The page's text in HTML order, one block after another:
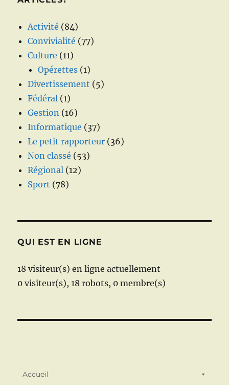
Activité (84)
Convivialité (77)
Culture (11)
Opérettes (1)
Divertissement (5)
Fédéral (1)
Gestion (16)
Informatique (37)
Le petit rapporteur (36)
Non classé (53)
Régional (12)
Sport (78)
QUI EST EN LIGNE
18 visiteur(s) en ligne actuellement
0 visiteur(s), 18 robots, 0 membre(s)
Accueil